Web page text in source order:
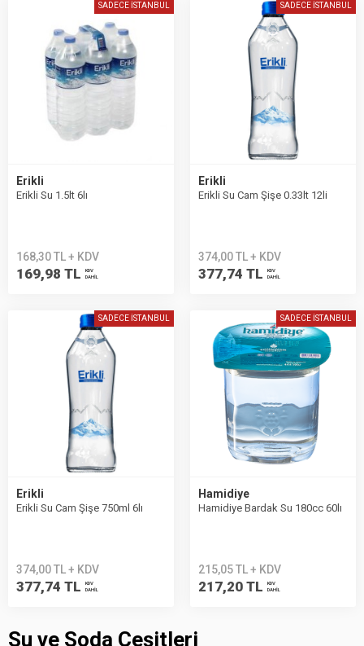
SADECE İSTANBUL
Erikli
Erikli Su 1.5lt 6lı
168,30 TL + KDV
169,98 TL
KDV
DAHİL
SADECE İSTANBUL
Erikli
Erikli Su Cam Şişe 0.33lt 12li
374,00 TL + KDV
377,74 TL
KDV
DAHİL
SADECE İSTANBUL
Erikli
Erikli Su Cam Şişe 750ml 6lı
374,00 TL + KDV
377,74 TL
KDV
DAHİL
SADECE İSTANBUL
Hamidiye
Hamidiye Bardak Su 180cc 60lı
215,05 TL + KDV
217,20 TL
KDV
DAHİL
Su ve Soda Çeşitleri